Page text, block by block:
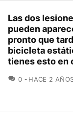
Las dos
pueden
pronto que
bicicleta
tienes esto en
0 COMENTARIOS
HACE 2